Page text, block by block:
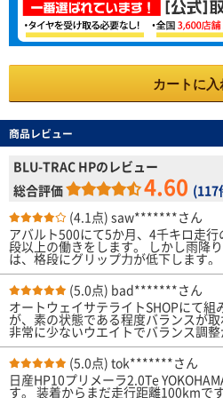
カートに入
商品レビュー
BLU-TRAC HPのレビュー
総合評価
4.60 (117
(4.1点) saw*******さん
アバルト500にて5か月、4千キロ走行の評価です
段以上の働きをします。 しかし雨降
は、格段にグリップ力が低下します
く感じます。 静粛性と乗り心地は値
私の車両がエコカーではなく気にしな
総合評価として、コーナーなど踏ん張
がグニャグニャなのか？一定の力が
あります。 そして上記にも書いてい
進性はいいのですが、コーナーではか
(5.0点) bad*******さん
オートウェイサテライトSHOPにて
が、素の状態である程度バランスが取
非常に少ないウエイトでバランス調
入タイヤにありがちな、なかなかバ
ト大量貼り付け等の症状もなく、 帰
ね」と言われましたが、納得できます。 ライフに関してはま
２ヶ月目なので不明ではありますが
るに問題はないものと思っています。 好みもあるでしょうが、
(5.0点) tok*******さん
日産HP10プリメーラ2.0Te
す。 装着からまだ走行距離100kmで